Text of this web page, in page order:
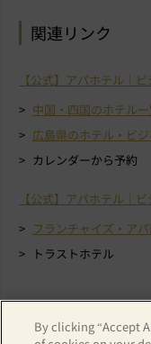
関連リンク
【公式】アパホテル｜
中国・四国のホテル
広島県のホテル・ビ
カレンダーから予約
【公式】アパホテル｜
フランチャイズ・ア
トラストホテル
By clicking “Accept